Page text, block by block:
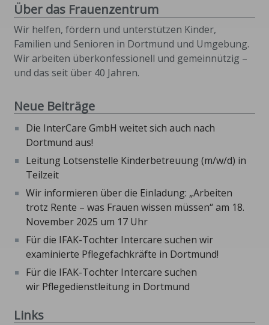
Über das Frauenzentrum
Wir helfen, fördern und unterstützen Kinder,
Familien und Senioren in Dortmund und Umgebung.
Wir arbeiten überkonfessionell und gemeinnützig –
und das seit über 40 Jahren.
Neue Beiträge
Die InterCare GmbH weitet sich auch nach
Dortmund aus!
Leitung Lotsenstelle Kinderbetreuung (m/w/d) in
Teilzeit
Wir informieren über die Einladung: „Arbeiten
trotz Rente – was Frauen wissen müssen“ am 18.
November 2025 um 17 Uhr
Für die IFAK-Tochter Intercare suchen wir
examinierte Pflegefachkräfte in Dortmund!
Für die IFAK-Tochter Intercare suchen
wir Pflegedienstleitung in Dortmund
Links